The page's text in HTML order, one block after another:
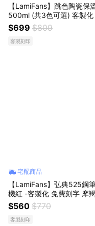
【LamiFans】跳色陶瓷保
500ml (共3色可選) 客製化
刻字 處女座生日好禮 保溫
保杯 專屬於你 獨一無二 生
閨蜜禮 外出補水 多喝水
$699 $809
客製刻印
宅配商品
【LamiFans】弘典525鋼
機紅 -客製化 免費刻字 摩
日快樂 生日禮 職場禮 文字
好友 同事 情侶 送上祝福 送
選
$560 $770
客製刻印